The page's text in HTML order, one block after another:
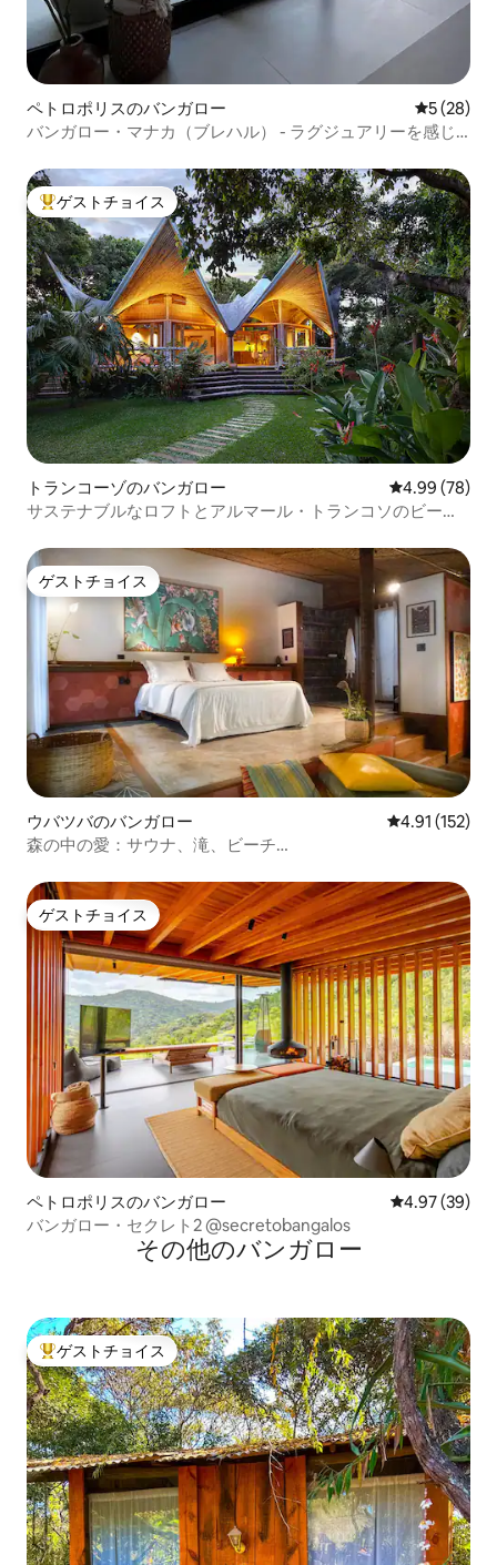
ペトロポリスのバンガロー レビュー
5 (28)
バンガロー・マナカ（ブレハル） - ラグジュアリーを感じ
大好評のゲストチョイスです。
ゲストチョイス
トランコーゾのバンガロー レビュー78
4.99 (78)
サステナブルなロフトとアルマール・トランコソのビーチ
ゲストチョイス
ゲストチョイス
ウバツバのバンガロー レビュー152
4.91 (152)
森の中の愛：サウナ、滝、ビーチ…
ゲストチョイス
ゲストチョイス
ペトロポリスのバンガロー レビュー39
4.97 (39)
バンガロー・セクレト2 @secretobangalos
その他のバンガロー
大好評のゲストチョイスです。
ゲストチョイス